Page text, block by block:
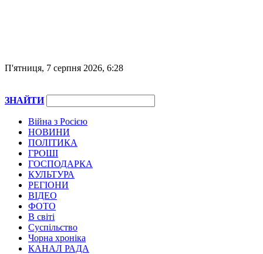
П'ятниця, 7 серпня 2026, 6:28
ЗНАЙТИ
Війна з Росією
НОВИНИ
ПОЛІТИКА
ГРОШІ
ГОСПОДАРКА
КУЛЬТУРА
РЕГІОНИ
ВІДЕО
ФОТО
В світі
Суспільство
Чорна хроніка
КАНАЛ РАДА